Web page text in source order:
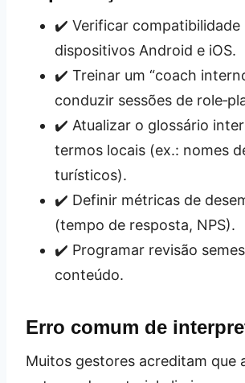
✔️ Verificar compatibilidade
dispositivos Android e iOS.
✔️ Treinar um “coach
conduzir sessões de
✔️ Atualizar o glossário
termos locais (ex.: nomes
turísticos).
✔️ Definir métricas de
(tempo de resposta, NPS).
✔️ Programar revisão
conteúdo.
Erro comum de
Muitos gestores acreditam que